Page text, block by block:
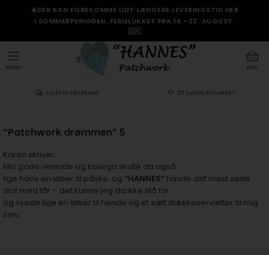
☀️DER KAN FOREKOMME LIDT LÆNGERE LEVERINGSTID HER
I SOMMERPERIODEN. FERIELUKKET FRA 14.–22. AUGUST.
🇩🇰
KURV
MENU
HURTIG LEVERING 30 DAGES RETURRET
“Patchwork drømmen” 5
Karen skriver:
Min gode veninde og kollega skulle da også
lige have en løber til påske. og “HANNES” havde det mest søde
stof med får – det kunne jeg da ikke stå for
og syede lige en løber til hende og et sæt dækkeservietter til mig
selv.